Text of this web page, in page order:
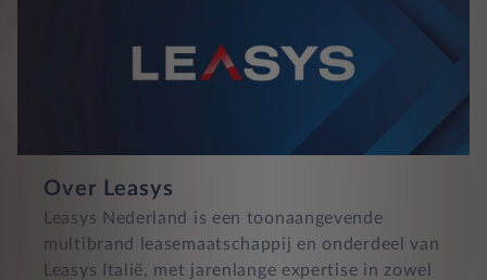
Over Leasys
Leasys Nederland is een toonaangevende
multibrand leasemaatschappij en onderdeel van
Leasys Italië, met jarenlange expertise in zowel